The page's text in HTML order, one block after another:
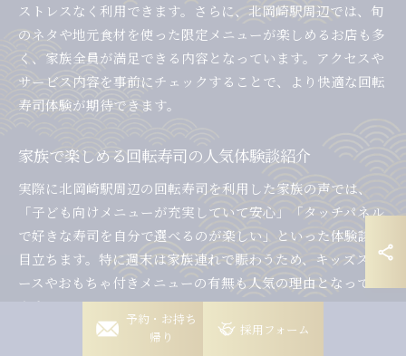
ストレスなく利用できます。さらに、北岡崎駅周辺では、旬
のネタや地元食材を使った限定メニューが楽しめるお店も多
く、家族全員が満足できる内容となっています。アクセスや
サービス内容を事前にチェックすることで、より快適な回転
寿司体験が期待できます。
家族で楽しめる回転寿司の人気体験談紹介
実際に北岡崎駅周辺の回転寿司を利用した家族の声では、
「子ども向けメニューが充実していて安心」「タッチパネル
で好きな寿司を自分で選べるのが楽しい」といった体験談が
目立ちます。特に週末は家族連れで賑わうため、キッズスペ
ースやおもちゃ付きメニューの有無も人気の理由となってい
ます。
「店員さんの対応が親切で、子どもが騒いでも温かく接して
予約・お持ち
帰り
岡崎稲熊店
採用フォーム